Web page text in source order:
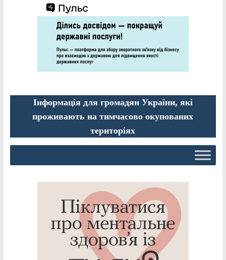
Інформація для громадян України, які
проживають на тимчасово окупованих
територіях